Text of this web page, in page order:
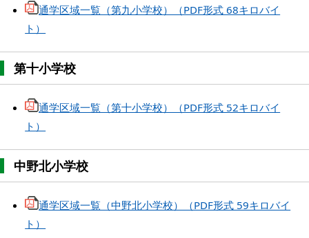
通学区域一覧（第九小学校）（PDF形式 68キロバイ
ト）
第十小学校
通学区域一覧（第十小学校）（PDF形式 52キロバイ
ト）
中野北小学校
通学区域一覧（中野北小学校）（PDF形式 59キロバイ
ト）